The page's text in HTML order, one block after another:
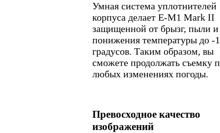
Умная система уплотнителей
корпуса делает E-M1 Mark II
защищенной от брызг, пыли и
понижения температуры до -
градусов. Таким образом, вы
сможете продолжать съемку
любых изменениях погоды.
Превосходное качество
изображений